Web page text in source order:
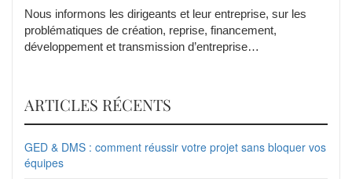
Nous informons les dirigeants et leur entreprise, sur les
problématiques de création, reprise, financement,
développement et transmission d’entreprise…
ARTICLES RÉCENTS
GED & DMS : comment réussir votre projet sans bloquer vos
équipes